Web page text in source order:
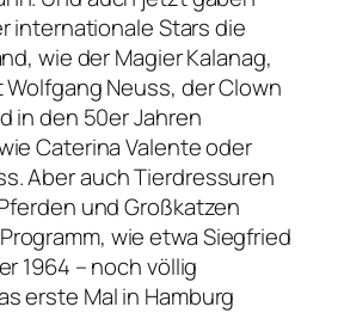
internationale Stars die
wie der Magier Kalanag,
Neuss, der Clown
in den 50er Jahren
Caterina Valente oder
Aber auch Tierdressuren
und Großkatzen
wie etwa Siegfried
1964 – noch völlig
erste Mal in Hamburg